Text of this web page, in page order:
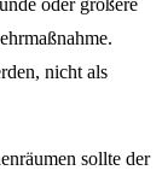
oder größere
nicht als
sollte der